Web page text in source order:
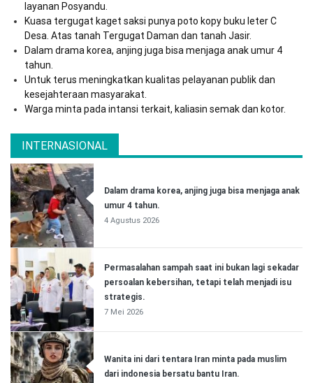
layanan Posyandu.
Kuasa tergugat kaget saksi punya poto kopy buku leter C
Desa. Atas tanah Tergugat Daman dan tanah Jasir.
Dalam drama korea, anjing juga bisa menjaga anak umur 4
tahun.
Untuk terus meningkatkan kualitas pelayanan publik dan
kesejahteraan masyarakat.
Warga minta pada intansi terkait, kaliasin semak dan kotor.
INTERNASIONAL
Dalam drama korea, anjing juga bisa menjaga anak
umur 4 tahun.
4 Agustus 2026
Permasalahan sampah saat ini bukan lagi sekadar
persoalan kebersihan, tetapi telah menjadi isu
strategis.
7 Mei 2026
Wanita ini dari tentara Iran minta pada muslim
dari indonesia bersatu bantu Iran.